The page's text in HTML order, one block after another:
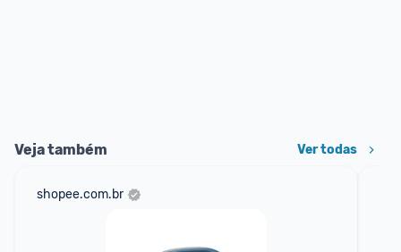
Veja também Ver todas
shopee.com.br